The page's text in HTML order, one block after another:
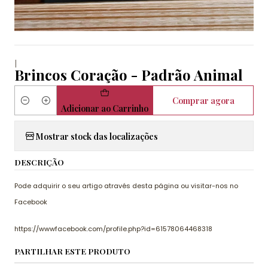
|
Brincos Coração - Padrão Animal
QuantidadeAdicionar ao Carrinho
Comprar agora
Mostrar stock das localizações
DESCRIÇÃO
Pode adquirir o seu artigo através desta página ou visitar-nos no
Facebook
https://wwwfacebook.com/profile.php?id=61578064468318
PARTILHAR ESTE PRODUTO